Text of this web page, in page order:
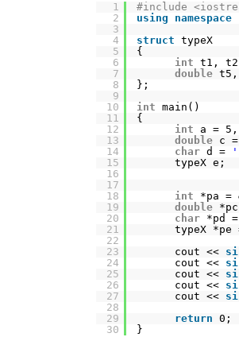
1
2
3
4
5
6
7
8
9
10
11
12
13
14
15
16
17
18
19
20
21
22
23
24
25
26
27
28
29
30
#include
using
namespace
struct typeX
{
int t1,
double
};
int main()
{
int
a =
double c
char d =
typeX e;
int
*pa =
double
char *pd
typeX *pe
cout <<
cout <<
cout <<
cout <<
cout <<
return 0;
}